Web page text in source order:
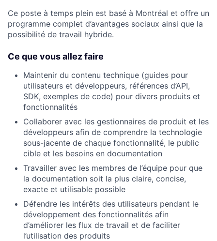
Ce poste à temps plein est basé à Montréal et offre un
programme complet d’avantages sociaux ainsi que la
possibilité de travail hybride.
Ce que vous allez faire
Maintenir du contenu technique (guides pour
utilisateurs et développeurs, références d’API,
SDK, exemples de code) pour divers produits et
fonctionnalités
Collaborer avec les gestionnaires de produit et les
développeurs afin de comprendre la technologie
sous-jacente de chaque fonctionnalité, le public
cible et les besoins en documentation
Travailler avec les membres de l’équipe pour que
la documentation soit la plus claire, concise,
exacte et utilisable possible
Défendre les intérêts des utilisateurs pendant le
développement des fonctionnalités afin
d’améliorer les flux de travail et de faciliter
l’utilisation des produits